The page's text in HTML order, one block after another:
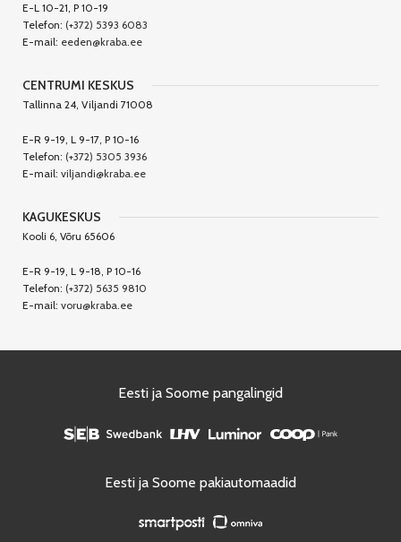
E-L 10-21, P 10-19
Telefon: (+372) 5393 6083
E-mail: eeden@kraba.ee
CENTRUMI KESKUS
Tallinna 24, Viljandi 71008
E-R 9-19, L 9-17, P 10-16
Telefon: (+372) 5305 3936
E-mail: viljandi@kraba.ee
KAGUKESKUS
Kooli 6, Võru 65606
E-R 9-19, L 9-18, P 10-16
Telefon: (+372) 5635 9810
E-mail: voru@kraba.ee
Eesti ja Soome pangalingid
Eesti ja Soome pakiautomaadid